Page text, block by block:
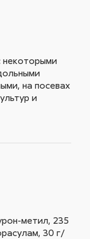
некоторыми
на посевах
и
метил, 235
30 г/